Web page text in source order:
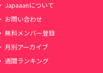
Japaaanについて
お問い合わせ
無料メンバー登録
月別アーカイブ
週間ランキング